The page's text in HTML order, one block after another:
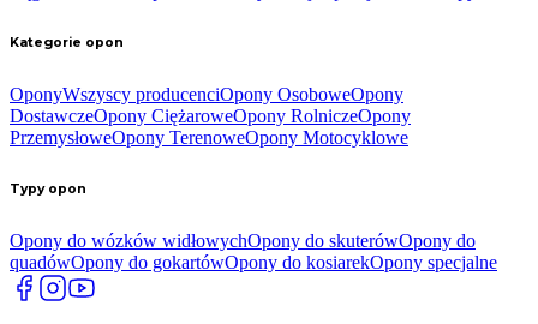
Kategorie opon
OponyWszyscy producenciOpony OsoboweOpony
DostawczeOpony CiężaroweOpony RolniczeOpony
PrzemysłoweOpony TerenoweOpony Motocyklowe
Typy opon
Opony do wózków widłowychOpony do skuterówOpony do
quadówOpony do gokartówOpony do kosiarekOpony specjalne